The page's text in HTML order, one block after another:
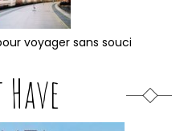
voyager sans souci